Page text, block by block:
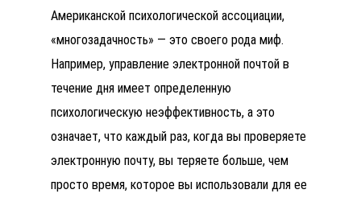
Американской психологической ассоциации,
«многозадачность» — это своего рода миф.
Например, управление электронной почтой в
течение дня имеет определенную
психологическую неэффективность, а это
означает, что каждый раз, когда вы проверяете
электронную почту, вы теряете больше, чем
просто время, которое вы использовали для ее